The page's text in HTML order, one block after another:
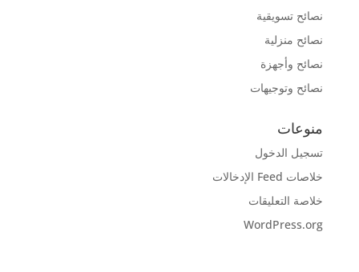
نصائح تسويقية
نصائح منزلية
نصائح وأجهزة
نصائح وتوجيهات
منوعات
تسجيل الدخول
خلاصات Feed الإدخالات
خلاصة التعليقات
WordPress.org